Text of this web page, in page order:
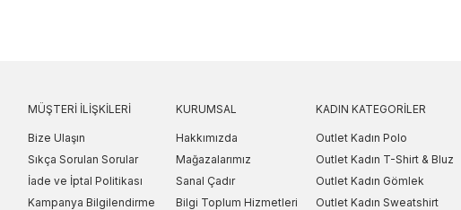
MÜŞTERI İLIŞKILERI
Bize Ulaşın
Sıkça Sorulan Sorular
İade ve İptal Politikası
Kampanya Bilgilendirme
KURUMSAL
Hakkımızda
Mağazalarımız
Sanal Çadır
Bilgi Toplum Hizmetleri
KADIN KATEGORILER
Outlet Kadın Polo
Outlet Kadın T-Shirt & Bluz
Outlet Kadın Gömlek
Outlet Kadın Sweatshirt